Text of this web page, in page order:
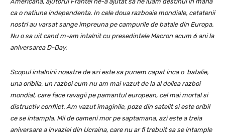
ca o natiune independenta. In cele doua razboaie mondiale, cetatenii
nostri au varsat sange impreuna pe campurile de bataie din Europa.
Nu o sa uit cand m-am intalnit cu presedintele Macron acum 6 ani la
aniversarea D-Day.
Scopul intalnirii noastre de azi este sa punem capat inca o batalie,
una oribila, un razboi cum nu am mai vazut de la al doilea razboi
mondial, care face ravagii pe pamantul european, cel mai mortal si
distructiv conflict. Am vazut imaginile, poze din satelit si este oribil
ce se intampla. Mii de oameni mor pe saptamana, azi este a treia
aniversare a invaziei din Ucraina, care nu ar fi trebuit sa se intample